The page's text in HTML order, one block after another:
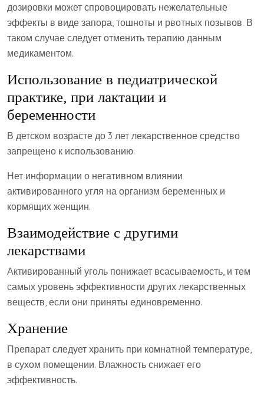
дозировки может спровоцировать нежелательные
эффекты в виде запора, тошноты и рвотных позывов. В
таком случае следует отменить терапию данным
медикаментом.
Использование в педиатрической
практике, при лактации и
беременности
В детском возрасте до 3 лет лекарственное средство
запрещено к использованию.
Нет информации о негативном влиянии
активированного угля на организм беременных и
кормящих женщин.
Взаимодействие с другими
лекарствами
Активированный уголь понижает всасываемость, и тем
самых уровень эффективности других лекарственных
веществ, если они приняты единовременно.
Хранение
Препарат следует хранить при комнатной температуре,
в сухом помещении. Влажность снижает его
эффективность.